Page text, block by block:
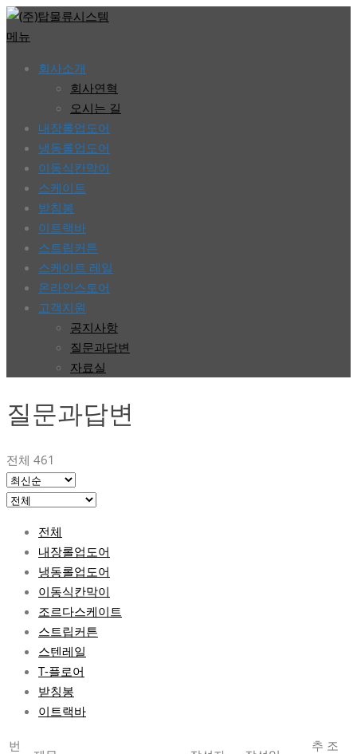
콘
텐
메뉴
회사소개
회사연혁
오시는 길
내장롤업도어
냉동롤업도어
이동식칸막이
스케이트
받침봉
이트랙바
스트립커튼
스케이트 레일
온라인스토어
고객지원
공지사항
질문과답변
자료실
질문과답변
전체 461
전체
내장롤업도어
냉동롤업도어
이동식칸막이
조르다스케이트
스트립커튼
스텐레일
T-플로어
받칭봉
이트랙바
번
추 조